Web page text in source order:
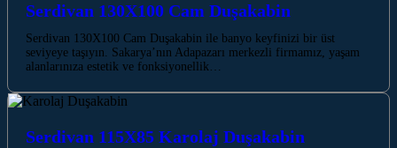
Serdivan 130X100 Cam Duşakabin
Serdivan 130X100 Cam Duşakabin ile banyo keyfinizi bir üst
seviyeye taşıyın. Sakarya’nın Adapazarı merkezli firmamız, yaşam
alanlarınıza estetik ve fonksiyonellik…
Serdivan 115X85 Karolaj Duşakabin